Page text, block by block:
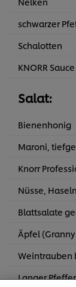
schwarzer
Schalotten
KNORR
Salat:
Bienenhonig
Maroni,
Knorr
Nüsse,
Blattsalate
Äpfel
Weintrauben
Langer Pfeffer